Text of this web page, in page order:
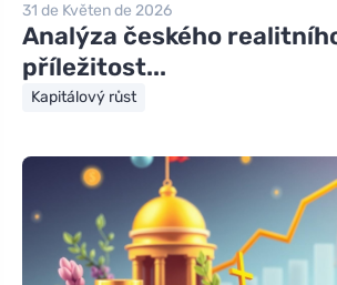
31 de Květen de 2026
Analýza českého
příležitost...
Kapitálový růst